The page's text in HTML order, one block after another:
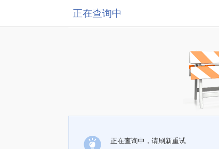
正在查询中
正在查询中，请刷新重试